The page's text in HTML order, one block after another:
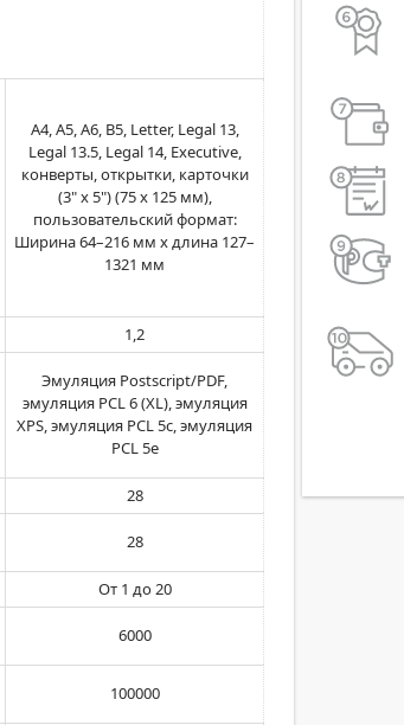
A4, A5, A6, B5, Letter, Legal 13,
Legal 13.5, Legal 14, Executive,
конверты, открытки, карточки
(3" x 5") (75 x 125 мм),
пользовательский формат:
Ширина 64–216 мм x длина 127–
1321 мм
1,2
Эмуляция Postscript/PDF,
эмуляция PCL 6 (XL), эмуляция
XPS, эмуляция PCL 5c, эмуляция
PCL 5e
28
28
От 1 до 20
6000
100000